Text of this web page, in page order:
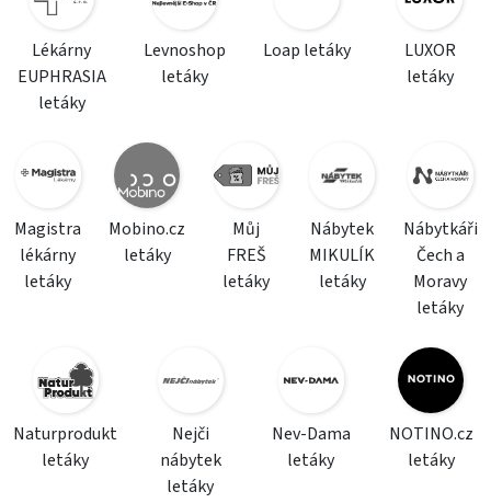
Lékárny
EUPHRASIA
letáky
Levnoshop
letáky
Loap letáky
LUXOR
letáky
Magistra
lékárny
letáky
Mobino.cz
letáky
Můj
FREŠ
letáky
Nábytek
MIKULÍK
letáky
Nábytkáři
Čech a
Moravy
letáky
Naturprodukt
letáky
Nejči
nábytek
letáky
Nev-Dama
letáky
NOTINO.cz
letáky